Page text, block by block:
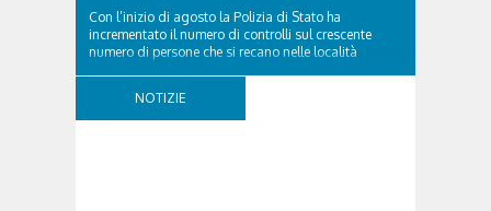
Con l’inizio di agosto la Polizia di Stato ha
incrementato il numero di controlli sul crescente
numero di persone che si recano nelle località
Cortina ha tratto in arresto un cittadino sloveno,
classe...
NOTIZIE